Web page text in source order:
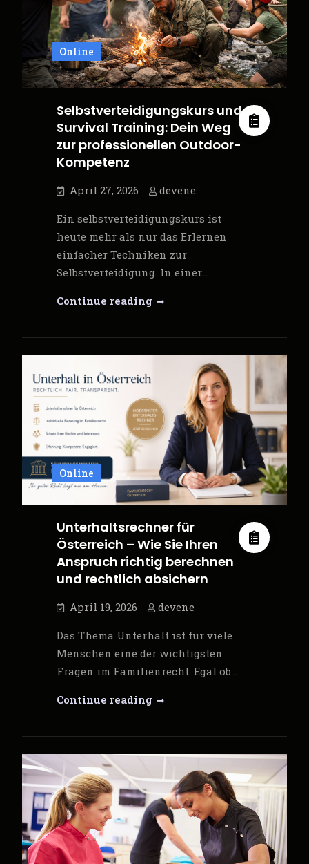
und
persönlicher
Stärke
Online
Selbstverteidigungskurs und
Survival Training: Dein Weg
zur professionellen Outdoor-
Kompetenz
April 27, 2026 devene
Ein selbstverteidigungskurs ist
heute mehr als nur das Erlernen
einfacher Techniken zur
Selbstverteidigung. In einer…
Continue readingSelbstverteidigungskurs
Survival
Training:
zur
professionellen
Outdoor-
Kompetenz
Online
Unterhaltsrechner für
Österreich – Wie Sie Ihren
Anspruch richtig berechnen
und rechtlich absichern
April 19, 2026 devene
Das Thema Unterhalt ist für viele
Menschen eine der wichtigsten
Fragen im Familienrecht. Egal ob…
Continue readingUnterhaltsrechner
Österreich
–
Ihren
Anspruch
richtig
berechnen